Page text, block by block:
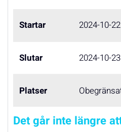
Startar 2024-10-22
Slutar 2024-10-23
Platser
Det går inte längre